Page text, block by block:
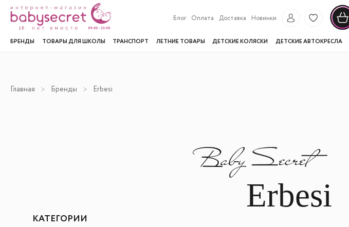
Блог Оплата Доставка Новинки
БРЕНДЫ ТОВАРЫ ДЛЯ ШКОЛЫ ТРАНСПОРТ ЛЕТНИЕ ТОВАРЫ ДЕТСКИЕ КОЛЯСКИ ДЕТСКИЕ АВТОКРЕСЛА
Главная Бренды Erbesi
КАТЕГОРИИ
Erbesi